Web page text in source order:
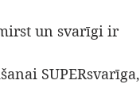
un svarīgi ir
SUPERsvarīga,